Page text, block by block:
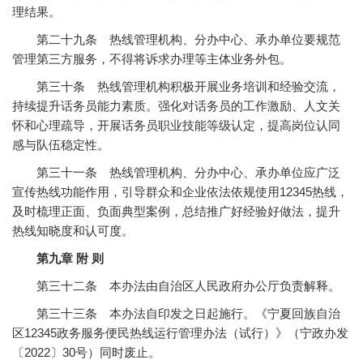
理结果。
第二十九条 热线管理机构、分办中心、承办单位要规范
管理第三方服务，不得将诉求办理等主体业务外包。
第三十条 热线管理机构积极开展业务培训和经验交流，
持续提升话务员能力素质。强化对话务员的工作激励、人文关
怀和心理疏导，开展话务员职业技能等级认定，提高岗位认同
感与队伍稳定性。
第三十一条 热线管理机构、分办中心、承办单位应广泛
宣传热线功能作用，引导群众和企业依法依规使用12345热线，
及时梳理正面、负面典型案例，总结推广好经验好做法，提升
热线知晓度和认可度。
第九章 附 则
第三十二条 本办法由自治区人民政府办公厅负责解释。
第三十三条 本办法自印发之日起施行。《宁夏回族自治
区12345政务服务便民热线运行管理办法（试行）》（宁政办发
〔2022〕30号）同时废止。